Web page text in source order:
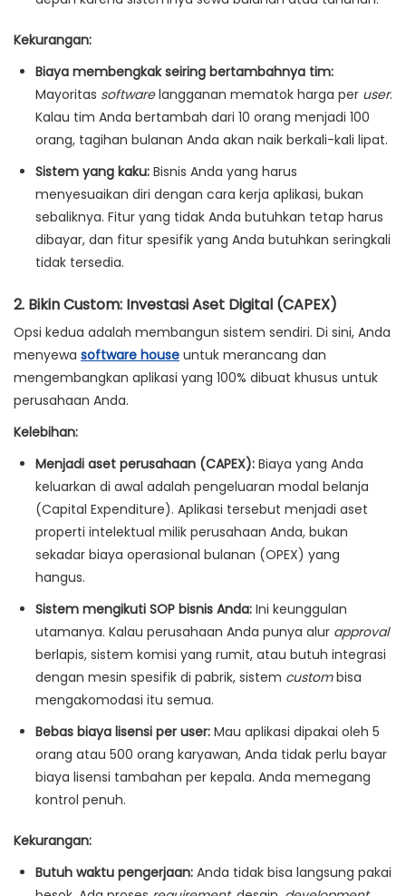
Kekurangan:
Biaya membengkak seiring bertambahnya tim:
Mayoritas softwarelangganan mematok harga per user.
Kalau tim Anda bertambah dari 10 orang menjadi 100
orang, tagihan bulanan Anda akan naik berkali-kali lipat.
Sistem yang kaku: Bisnis Anda yang harus
menyesuaikan diri dengan cara kerja aplikasi, bukan
sebaliknya. Fitur yang tidak Anda butuhkan tetap harus
dibayar, dan fitur spesifik yang Anda butuhkan seringkali
tidak tersedia.
2. Bikin Custom: Investasi Aset Digital (CAPEX)
Opsi kedua adalah membangun sistem sendiri. Di sini, Anda
menyewa software house untuk merancang dan
mengembangkan aplikasi yang 100% dibuat khusus untuk
perusahaan Anda.
Kelebihan:
Menjadi aset perusahaan (CAPEX): Biaya yang Anda
keluarkan di awal adalah pengeluaran modal belanja
(Capital Expenditure). Aplikasi tersebut menjadi aset
properti intelektual milik perusahaan Anda, bukan
sekadar biaya operasional bulanan (OPEX) yang
hangus.
Sistem mengikuti SOP bisnis Anda: Ini keunggulan
utamanya. Kalau perusahaan Anda punya alur approval
berlapis, sistem komisi yang rumit, atau butuh integrasi
dengan mesin spesifik di pabrik, sistem custombisa
mengakomodasi itu semua.
Bebas biaya lisensi per user: Mau aplikasi dipakai oleh 5
orang atau 500 orang karyawan, Anda tidak perlu bayar
biaya lisensi tambahan per kepala. Anda memegang
kontrol penuh.
Kekurangan:
Butuh waktu pengerjaan: Anda tidak bisa langsung pakai